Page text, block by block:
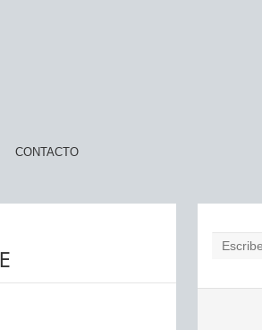
CONTACTO